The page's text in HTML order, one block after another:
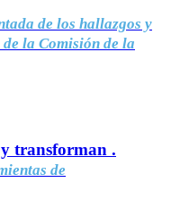
de los hallazgos y
la Comisión de la
transforman .
de